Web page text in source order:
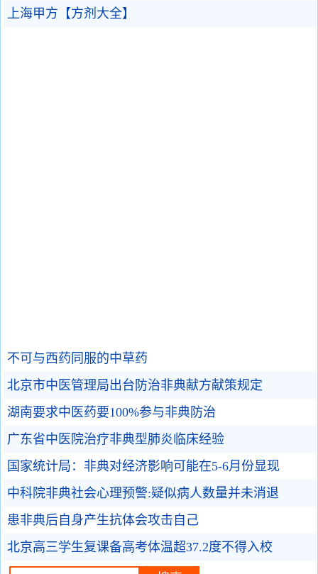
上海甲方【方剂大全】
不可与西药同服的中草药
北京市中医管理局出台防治非典献方献策规定
湖南要求中医药要100%参与非典防治
广东省中医院治疗非典型肺炎临床经验
国家统计局：非典对经济影响可能在5-6月份显现
中科院非典社会心理预警:疑似病人数量并未消退
患非典后自身产生抗体会攻击自己
北京高三学生复课备高考体温超37.2度不得入校